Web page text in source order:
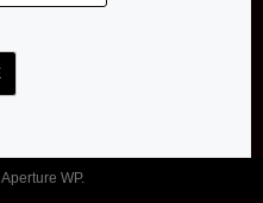
Aperture WP.